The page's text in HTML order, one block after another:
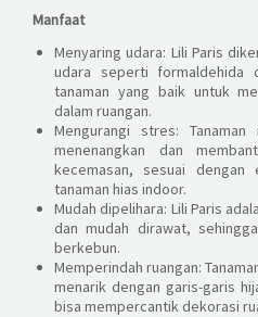
Manfaat
Menyaring udara: Lili Paris
udara seperti formaldehida
tanaman yang baik untuk
dalam ruangan.
Mengurangi stres:
menenangkan dan
kecemasan, sesuai dengan
tanaman hias indoor.
Mudah dipelihara: Lili Paris
dan mudah dirawat,
berkebun.
Memperindah ruangan:
menarik dengan garis-garis
bisa mempercantik dekorasi